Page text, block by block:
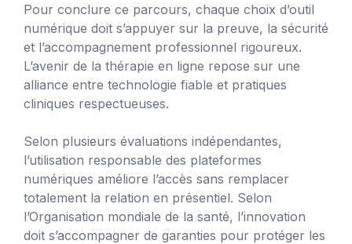
Pour conclure ce parcours, chaque choix d’outil
numérique doit s’appuyer sur la preuve, la sécurité
et l’accompagnement professionnel rigoureux.
L’avenir de la thérapie en ligne repose sur une
alliance entre technologie fiable et pratiques
cliniques respectueuses.
Selon plusieurs évaluations indépendantes,
l’utilisation responsable des plateformes
numériques améliore l’accès sans remplacer
totalement la relation en présentiel. Selon
l’Organisation mondiale de la santé, l’innovation
doit s’accompagner de garanties pour protéger les